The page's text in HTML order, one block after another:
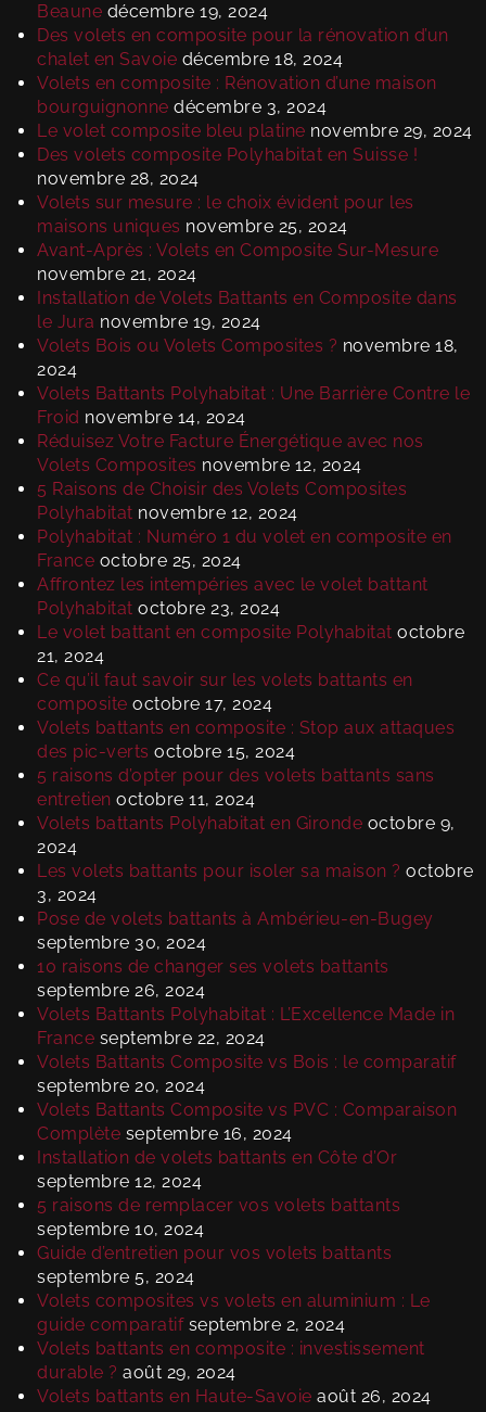
Beaune décembre 19, 2024
Des volets en composite pour la rénovation d’un
chalet en Savoie décembre 18, 2024
Volets en composite : Rénovation d’une maison
bourguignonne décembre 3, 2024
Le volet composite bleu platine novembre 29, 2024
Des volets composite Polyhabitat en Suisse !
novembre 28, 2024
Volets sur mesure : le choix évident pour les
maisons uniques novembre 25, 2024
Avant-Après : Volets en Composite Sur-Mesure
novembre 21, 2024
Installation de Volets Battants en Composite dans
le Jura novembre 19, 2024
Volets Bois ou Volets Composites ? novembre 18,
2024
Volets Battants Polyhabitat : Une Barrière Contre le
Froid novembre 14, 2024
Réduisez Votre Facture Énergétique avec nos
Volets Composites novembre 12, 2024
5 Raisons de Choisir des Volets Composites
Polyhabitat novembre 12, 2024
Polyhabitat : Numéro 1 du volet en composite en
France octobre 25, 2024
Affrontez les intempéries avec le volet battant
Polyhabitat octobre 23, 2024
Le volet battant en composite Polyhabitat octobre
21, 2024
Ce qu’il faut savoir sur les volets battants en
composite octobre 17, 2024
Volets battants en composite : Stop aux attaques
des pic-verts octobre 15, 2024
5 raisons d’opter pour des volets battants sans
entretien octobre 11, 2024
Volets battants Polyhabitat en Gironde octobre 9,
2024
Les volets battants pour isoler sa maison ? octobre
3, 2024
Pose de volets battants à Ambérieu-en-Bugey
septembre 30, 2024
10 raisons de changer ses volets battants
septembre 26, 2024
Volets Battants Polyhabitat : L’Excellence Made in
France septembre 22, 2024
Volets Battants Composite vs Bois : le comparatif
septembre 20, 2024
Volets Battants Composite vs PVC : Comparaison
Complète septembre 16, 2024
Installation de volets battants en Côte d’Or
septembre 12, 2024
5 raisons de remplacer vos volets battants
septembre 10, 2024
Guide d’entretien pour vos volets battants
septembre 5, 2024
Volets composites vs volets en aluminium : Le
guide comparatif septembre 2, 2024
Volets battants en composite : investissement
durable ? août 29, 2024
Volets battants en Haute-Savoie août 26, 2024